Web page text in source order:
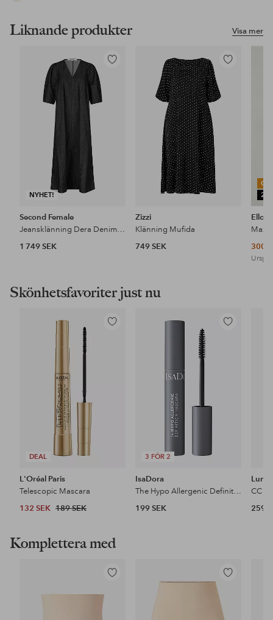
Visa mer
Liknande produkter
NYHET!
Lägg
Second Female
Jeansklänning Dera Denim Dress
1 749 SEK
Lägg
i
favoriter
Zizzi
Klänning Mufida
749 SEK
Ellos
300
Skönhetsfavoriter just nu
DEAL
Lägg
L'Oréal Paris
Telescopic Mascara
132 SEK 189 SEK
3 FÖR 2
Lägg
IsaDora
The Hypo Allergenic Definition Mascara
199 SEK
259
Komplettera med
Lägg
i
Lägg
i
favoriter